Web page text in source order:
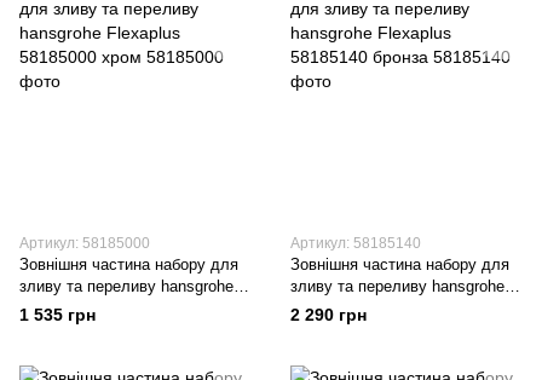
Артикул: 58185000
Зовнішня частина набору для
зливу та переливу hansgrohe
Flexaplus 58185000 хром
1 535 грн
Артикул: 58185140
Зовнішня частина набору для
зливу та переливу hansgrohe
Flexaplus 58185140 бронза
2 290 грн